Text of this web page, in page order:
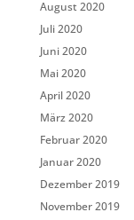
August 2020
Juli 2020
Juni 2020
Mai 2020
April 2020
März 2020
Februar 2020
Januar 2020
Dezember 2019
November 2019